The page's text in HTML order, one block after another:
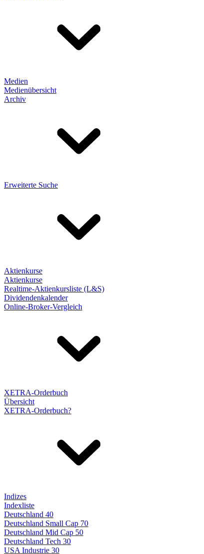
Medien
Medienübersicht
Archiv
Erweiterte Suche
Aktienkurse
Aktienkurse
Realtime-Aktienkursliste (L&S)
Dividendenkalender
Online-Broker-Vergleich
XETRA-Orderbuch
Übersicht
XETRA-Orderbuch?
Indizes
Indexliste
Deutschland 40
Deutschland Small Cap 70
Deutschland Mid Cap 50
Deutschland Tech 30
USA Industrie 30